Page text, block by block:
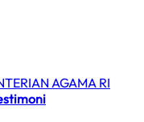
AGAMA RI